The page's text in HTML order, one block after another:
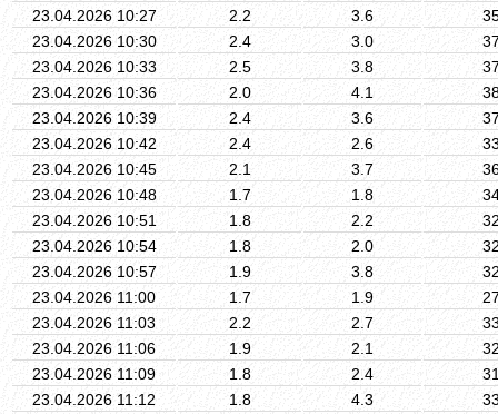
23.04.2026 10:27
2.2 3.6
23.04.2026 10:30
2.4 3.0
23.04.2026 10:33
2.5 3.8
23.04.2026 10:36
2.0 4.1
23.04.2026 10:39
2.4 3.6
23.04.2026 10:42
2.4 2.6
23.04.2026 10:45
2.1 3.7
23.04.2026 10:48
1.7 1.8
23.04.2026 10:51
1.8 2.2
23.04.2026 10:54
1.8 2.0
23.04.2026 10:57
1.9 3.8
23.04.2026 11:00
1.7 1.9
23.04.2026 11:03
2.2 2.7
23.04.2026 11:06
1.9 2.1
23.04.2026 11:09
1.8 2.4
23.04.2026 11:12
1.8 4.3